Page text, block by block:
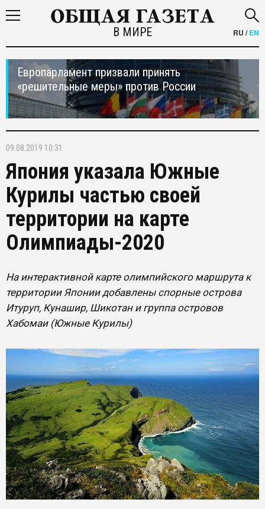
В МИРЕ RU /EN
Европарламент призвали принять
«решительные меры» против России
09.08.2019 10:31
Япония указала Южные
Курилы частью своей
территории на карте
Олимпиады-2020
На интерактивной карте олимпийского маршрута к
территории Японии добавлены спорные острова
Итуруп, Кунашир, Шикотан и группа островов
Хабомаи (Южные Курилы)